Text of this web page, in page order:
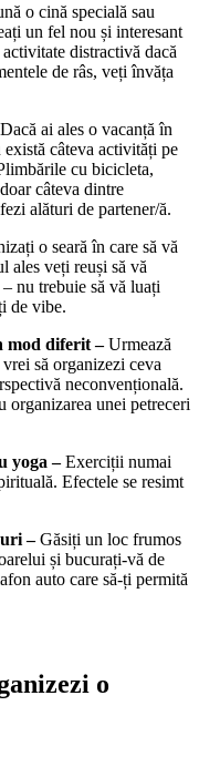
o cină specială sau
un fel nou și interesant
distractivă dacă
de râs, veți învăța
Dacă ai ales o vacanță în
câteva activități pe
cu bicicleta,
câteva dintre
alături de partener/ă.
o seară în care să vă
ales veți reuși să vă
nu trebuie să vă luați
de vibe.
mod diferit –Urmează
să organizezi ceva
neconvențională.
organizarea unei petreceri
yoga –Exerciții numai
Efectele se resimt
–Găsiți un loc frumos
și bucurați-vă de
auto care să-ți permită
o